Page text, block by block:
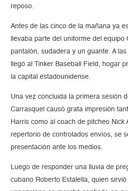
reposo.
Antes de las cinco de la mañana ya
llevaba parte del uniforme del equipo
pantalón, sudadera y un guante. A
llegó al Tinker Baseball Field, hogar
la capital estadounidense.
Una vez concluida la primera sesión
Carrasquel causó grata impresión
Harris como al coach de pitcheo Nick
repertorio de controlados envíos, se
presentación ante los medios.
Luego de responder una lluvia de
cubano Roberto Estalella, quien